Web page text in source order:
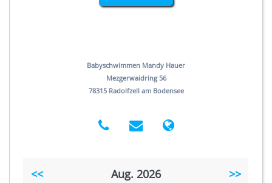
Babyschwimmen Mandy Hauer
Mezgerwaidring 56
78315 Radolfzell am Bodensee
<< Aug. 2026 >>